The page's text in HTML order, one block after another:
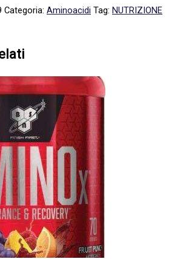
Categoria: Aminoacidi Tag: NUTRIZIONE